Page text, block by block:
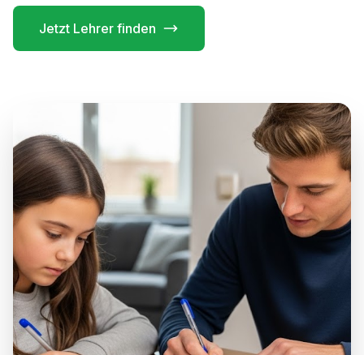
Jetzt Lehrer finden